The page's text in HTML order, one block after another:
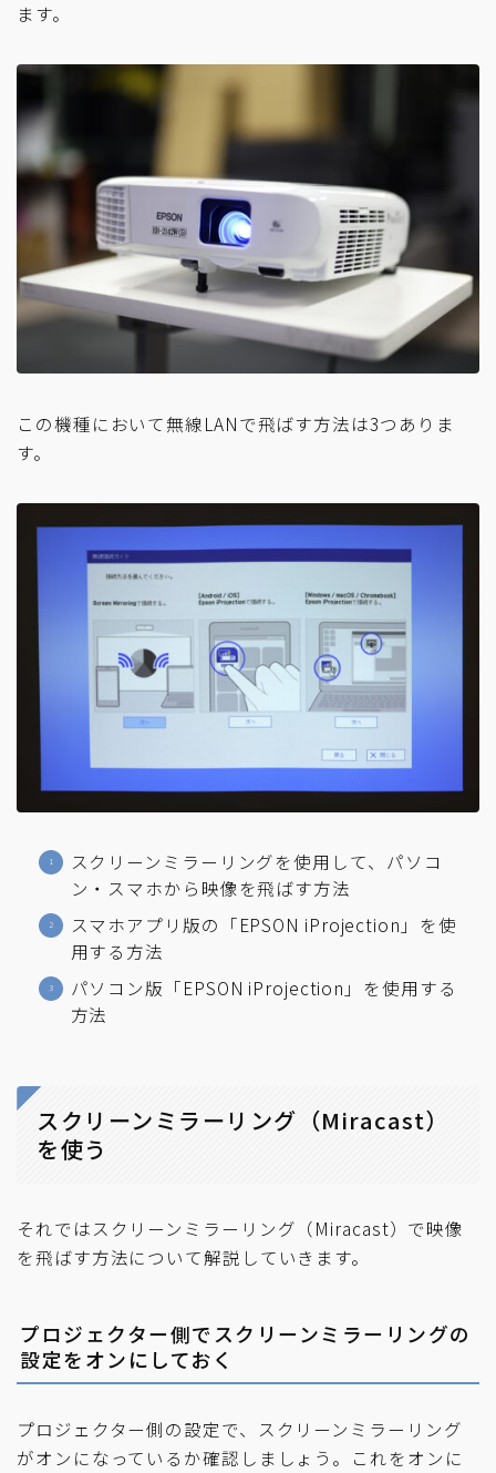
ます。
この機種において無線LANで飛ばす方法は3つありま
す。
スクリーンミラーリングを使用して、パソコ
ン・スマホから映像を飛ばす方法
スマホアプリ版の「EPSON iProjection」を使
用する方法
パソコン版「EPSON iProjection」を使用する
方法
スクリーンミラーリング（Miracast）
を使う
それではスクリーンミラーリング（Miracast）で映像
を飛ばす方法について解説していきます。
プロジェクター側でスクリーンミラーリングの
設定をオンにしておく
プロジェクター側の設定で、スクリーンミラーリング
がオンになっているか確認しましょう。これをオンに